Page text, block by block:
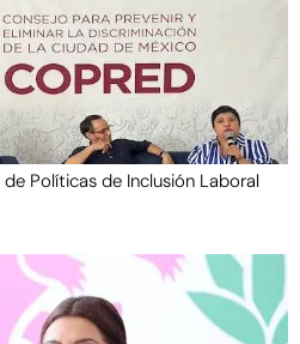
Políticas de Inclusión Laboral